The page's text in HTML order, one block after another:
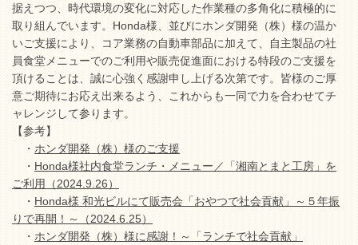
据えつつ、時代環境の変化に対応した作業種の多角化に積極的に
取り組んでいます。Honda様、並びにホンダ開発（株）様の温か
いご支援により、コア業務の自動車部品に加えて、自主製品の社
員食堂メニューでのご利用や販売促進面における特段のご支援を
頂けることは、誠に心強く感謝申し上げる次第です。皆様のご厚
意ご期待にお応え出来るよう、これからも一同で力を合わせてチ
ャレンジして参ります。
【参考】
・ホンダ開発（株）様のご支援
・Honda様社内食堂ランチ・メニュー／「湘南とまと工房」を
ご利用（2024.9.26）
・Honda様 和光ビルにて販売会「おやつで社会貢献」～５年振
りで再開！～（2024.6.25）
・ホンダ開発（株）様に感謝！～「ランチで社会貢献」